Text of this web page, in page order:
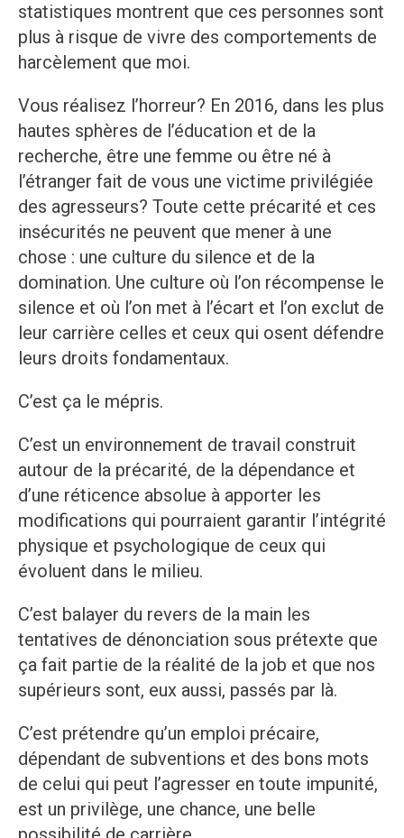
statistiques montrent que ces personnes sont
plus à risque de vivre des comportements de
harcèlement que moi.
Vous réalisez l’horreur? En 2016, dans les plus
hautes sphères de l’éducation et de la
recherche, être une femme ou être né à
l’étranger fait de vous une victime privilégiée
des agresseurs? Toute cette précarité et ces
insécurités ne peuvent que mener à une
chose : une culture du silence et de la
domination. Une culture où l’on récompense le
silence et où l’on met à l’écart et l’on exclut de
leur carrière celles et ceux qui osent défendre
leurs droits fondamentaux.
C’est ça le mépris.
C’est un environnement de travail construit
autour de la précarité, de la dépendance et
d’une réticence absolue à apporter les
modifications qui pourraient garantir l’intégrité
physique et psychologique de ceux qui
évoluent dans le milieu.
C’est balayer du revers de la main les
tentatives de dénonciation sous prétexte que
ça fait partie de la réalité de la job et que nos
supérieurs sont, eux aussi, passés par là.
C’est prétendre qu’un emploi précaire,
dépendant de subventions et des bons mots
de celui qui peut l’agresser en toute impunité,
est un privilège, une chance, une belle